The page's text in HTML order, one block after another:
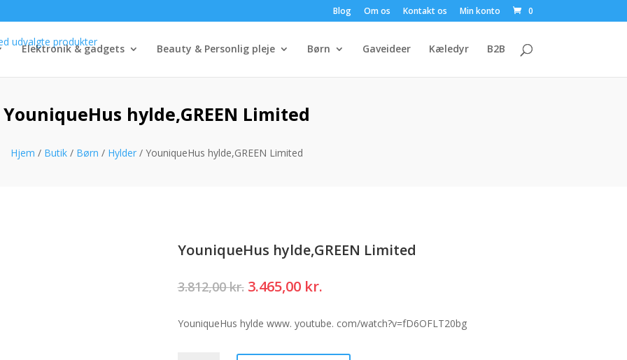
Blog Om os Kontakt os Min konto 0
Elektronik & gadgets Beauty & Personlig pleje Børn Gaveideer Kæledyr B2B
YouniqueHus hylde,GREEN Limited
Hjem / Butik / Børn / Hylder / YouniqueHus hylde,GREEN Limited
YouniqueHus hylde,GREEN Limited
3.812,00kr. Den
pris
var:
3.812,00 kr..
3.465,00 kr.Den
pris
er:
3.465,00 kr..
YouniqueHus hylde www. youtube. com/watch?v=fD6OFLT20bg